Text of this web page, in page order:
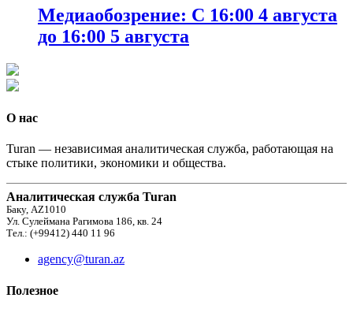
Медиаобозрение: С 16:00 4 августа
до 16:00 5 августа
О нас
Turan — независимая аналитическая служба, работающая на
стыке политики, экономики и общества.
Аналитическая служба Turan
Баку, AZ1010
Ул. Сулеймана Рагимова 186, кв. 24
Тел.: (+99412) 440 11 96
agency@turan.az
Полезное